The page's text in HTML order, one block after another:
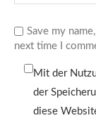
Save my
next time I
Mit der
der
diese